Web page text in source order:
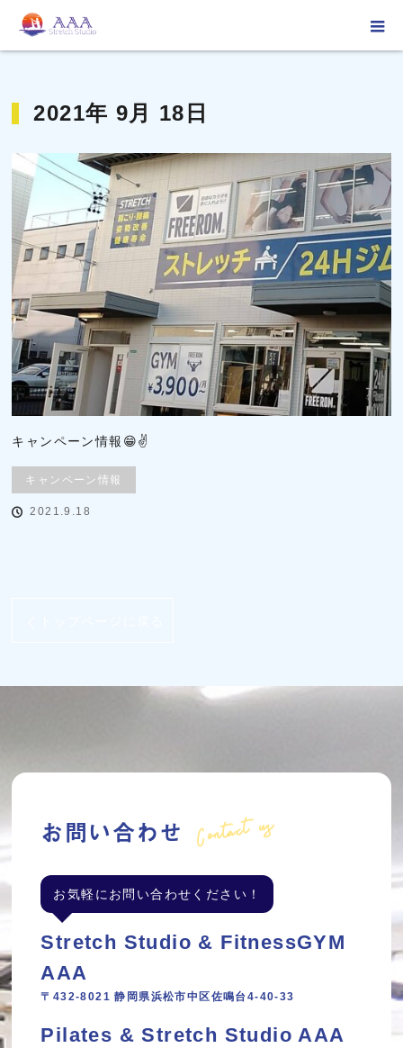
2021年 9月 18日
2021年 9月 18日
キャンペーン情報😁✌
キャンペーン情報
2021.9.18
お問い合わせ Contact us
お気軽にお問い合わせください！
Stretch Studio & FitnessGYM
AAA
〒432-8021 静岡県浜松市中区佐鳴台4-40-33
Pilates & Stretch Studio AAA